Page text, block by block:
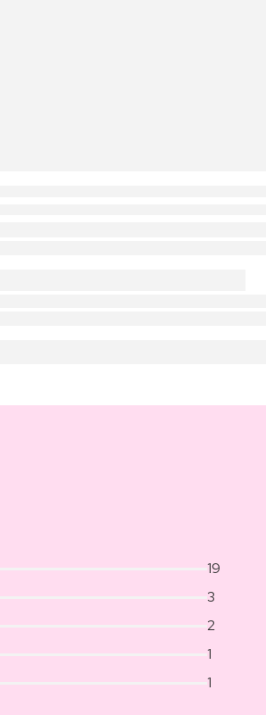
19
3
2
1
1